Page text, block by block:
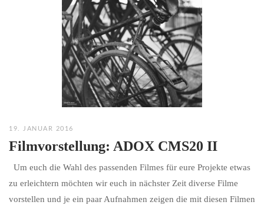
19. JANUAR 2016
Filmvorstellung: ADOX CMS20 II
Um euch die Wahl des passenden Filmes für eure Projekte etwas
zu erleichtern möchten wir euch in nächster Zeit diverse Filme
vorstellen und je ein paar Aufnahmen zeigen die mit diesen Filmen